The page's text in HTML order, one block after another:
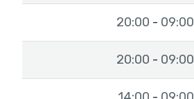
09:00
-
20:00
09:00
-
20:00